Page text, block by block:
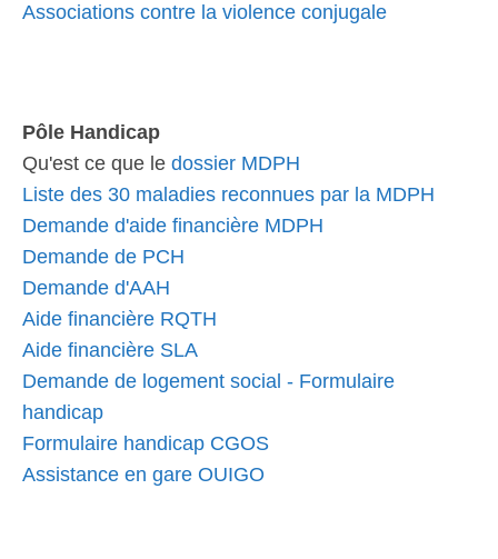
Associations contre la violence conjugale
Pôle Handicap
Qu'est ce que le dossier MDPH
Liste des 30 maladies reconnues par la MDPH
Demande d'aide financière MDPH
Demande de PCH
Demande d'AAH
Aide financière RQTH
Aide financière SLA
Demande de logement social - Formulaire
handicap
Formulaire handicap CGOS
Assistance en gare OUIGO